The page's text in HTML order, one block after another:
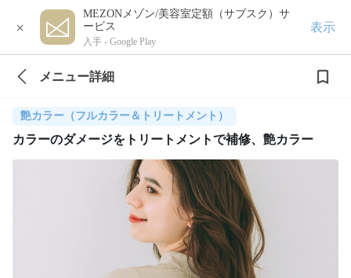
×
MEZONメゾン/美容室定額（サブスク）サ
ービス
入手 - Google Play
表示
メニュー詳細
艶カラー（フルカラー＆トリートメント）
カラーのダメージをトリートメントで補修、艶カラー